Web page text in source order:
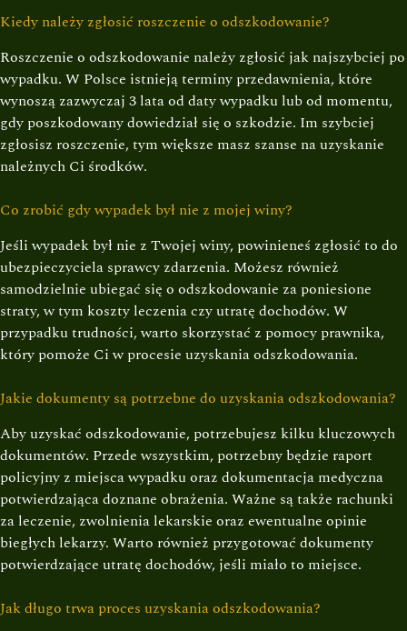
Kiedy należy zgłosić roszczenie o odszkodowanie?
Roszczenie o odszkodowanie należy zgłosić jak najszybciej po
wypadku. W Polsce istnieją terminy przedawnienia, które
wynoszą zazwyczaj 3 lata od daty wypadku lub od momentu,
gdy poszkodowany dowiedział się o szkodzie. Im szybciej
zgłosisz roszczenie, tym większe masz szanse na uzyskanie
należnych Ci środków.
Co zrobić gdy wypadek był nie z mojej winy?
Jeśli wypadek był nie z Twojej winy, powinieneś zgłosić to do
ubezpieczyciela sprawcy zdarzenia. Możesz również
samodzielnie ubiegać się o odszkodowanie za poniesione
straty, w tym koszty leczenia czy utratę dochodów. W
przypadku trudności, warto skorzystać z pomocy prawnika,
który pomoże Ci w procesie uzyskania odszkodowania.
Jakie dokumenty są potrzebne do uzyskania odszkodowania?
Aby uzyskać odszkodowanie, potrzebujesz kilku kluczowych
dokumentów. Przede wszystkim, potrzebny będzie raport
policyjny z miejsca wypadku oraz dokumentacja medyczna
potwierdzająca doznane obrażenia. Ważne są także rachunki
za leczenie, zwolnienia lekarskie oraz ewentualne opinie
biegłych lekarzy. Warto również przygotować dokumenty
potwierdzające utratę dochodów, jeśli miało to miejsce.
Jak długo trwa proces uzyskania odszkodowania?